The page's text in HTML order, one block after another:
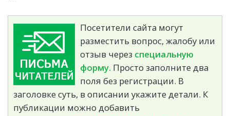
Посетители сайта могут
разместить вопрос, жалобу или
отзыв через специальную
форму. Просто заполните два
поля без регистрации. В
заголовке суть, в описании укажите детали. К
публикации можно добавить